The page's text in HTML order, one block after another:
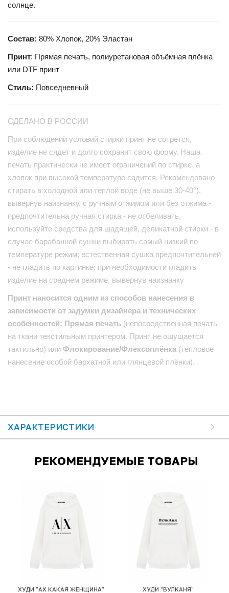
солнце.
Состав: 80% Хлопок, 20% Эластан
Принт: Прямая печать, полиуретановая объёмная плёнка
или DTF принт
Стиль: Повседневный
СДЕЛАНО В РОССИИ
При соблюдении условий стирки принт не сотрется,
изделие не сядет и долго сохранит свою форму. Наша
печать практически не имеет ограничений по стирке, а
хлопок при высокой температуре садится. Рекомендовано
стирать в холодной или теплой воде (не выше 30-40°),
вывернув наизнанку, с ручным отжимом или без отжима -
предпочтительна ручная стирка - не отбеливать,
используйте средства для щадящей, деликатной стирки - в
случае барабанной сушки выбирать самый низкий по
температуре режим; естественная сушка предпочтительней
- не гладить по картинке; при необходимости гладить
изделие на среднем режиме, вывернув наизнанку
Принт наносится одним из способов нанесения в
зависимости от задумки дизайнера и технических
особенностей: Прямая печать (непосредственная печать
на ткани текстильным принтером. Принт не ощущается
тактильно) или Флокирование/Флексоплёнка (тепловое
нанесение особой бархатной или глянцевой плёнки).
ХАРАКТЕРИСТИКИ
РЕКОМЕНДУЕМЫЕ ТОВАРЫ
ХУДИ "АХ КАКАЯ ЖЕНЩИНА" ХУДИ "ВУЛКАНЯ"